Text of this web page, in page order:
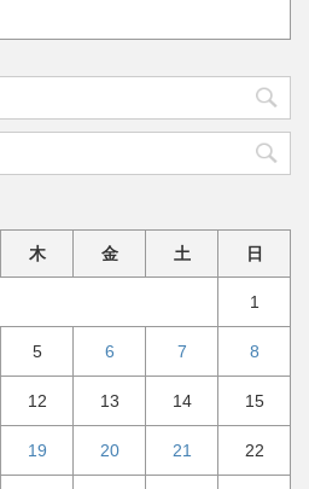
木 金 土 日
1
5 6 7 8
12 13 14 15
19 20 21 22